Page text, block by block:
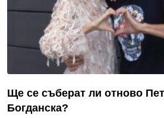
Ще се съберат ли отново
Богданска?